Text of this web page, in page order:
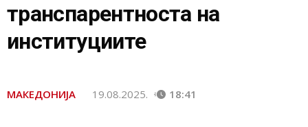
транспарентноста на
институциите
МАКЕДОНИЈА 19.08.2025. 18:41